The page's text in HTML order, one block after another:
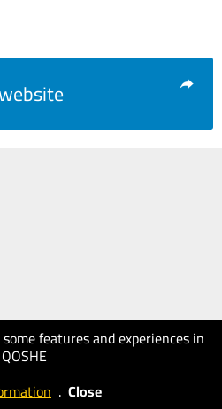
features and experiences in
QOSHE
. Close